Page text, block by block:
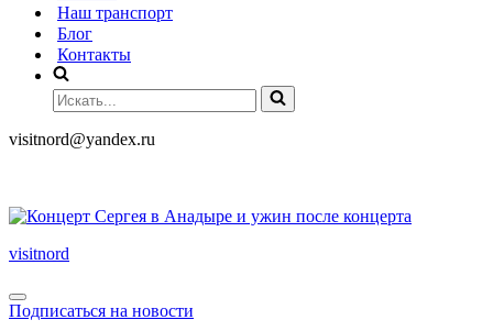
Наш транспорт
Блог
Контакты
visitnord@yandex.ru
visitnord
Подписаться на новости